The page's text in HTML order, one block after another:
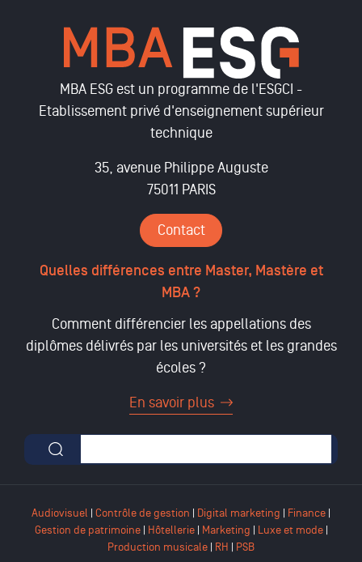
MBA ESG est un programme de l'ESGCI -
Etablissement privé d'enseignement supérieur
technique
35, avenue Philippe Auguste
75011 PARIS
Contact
Quelles différences entre Master, Mastère et
MBA ?
Comment différencier les appellations des
diplômes délivrés par les universités et les grandes
écoles ?
En savoir plus
Formulaire de recherche
Audiovisuel | Contrôle de gestion | Digital marketing | Finance |
Gestion de patrimoine| Hôtellerie| Marketing | Luxe et mode|
Production musicale | RH | PSB